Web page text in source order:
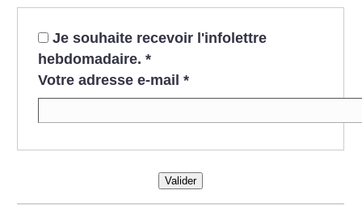
Je souhaite recevoir l'infolettre
hebdomadaire. *
Votre adresse e-mail *
Valider